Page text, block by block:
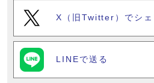
X（旧Twitter）でシェ
LINEで送る